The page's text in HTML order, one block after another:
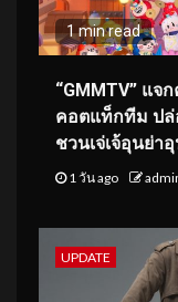
1 min read
“GMMTV” แ
คอตแท็กทีม ปล่
ชวนเจ่เจ้อุนย่า
1 วัน ago
UPDATE